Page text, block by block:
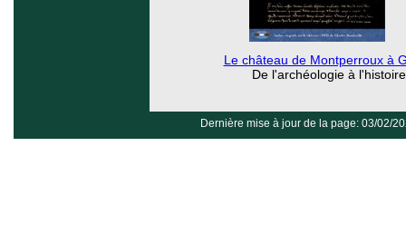
Le château de Montperroux à
De l'archéologie à
Dernière mise à jour de la page: 03/02/